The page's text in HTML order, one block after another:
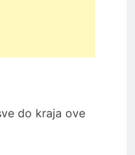
do kraja ove